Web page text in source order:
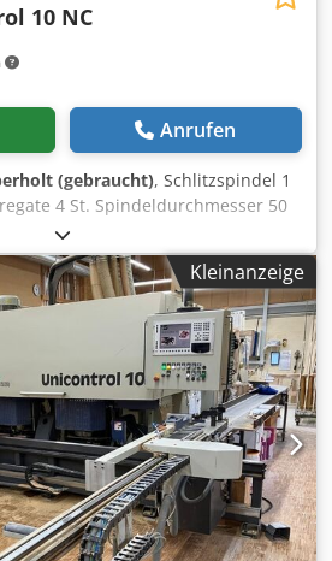
10 NC
Anrufen
(gebraucht), Schlitzspindel 1
4 St. Spindeldurchmesser 50
PC-Nexus Weinig Unicontrol 10
axial CNC gesteuert -----
Firma Weinig werksübeholt.
Steuerungspanel erneuert auf
neuem Folienpanel „Touch“. Mit
Ablängsäge ----- mit
3 KW, Spindeldurchmesser 40
Verstellung axial über NC -
pneumatisch auf 8 Positionen f.
Aggregat von unten für
axial mit Ablängsäge Zapf-
Motorstärke 15 KW
mm Spindeldrehzahl 2.925 Upm
Kleinanzeige